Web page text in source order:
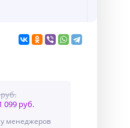
099 руб.
менеджеров